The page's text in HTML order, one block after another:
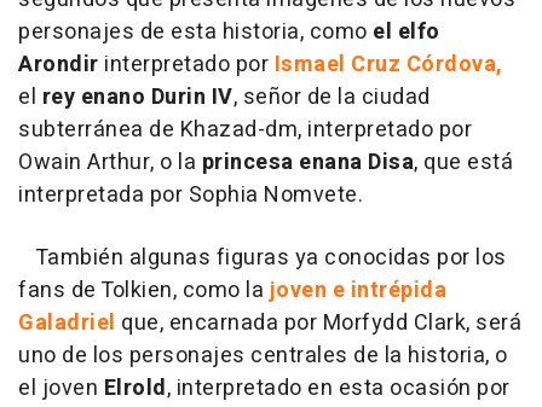
personajes de esta historia, como el elfo
Arondir interpretado por Ismael Cruz Córdova,
el rey enano Durin IV, señor de la ciudad
subterránea de Khazad-dm, interpretado por
Owain Arthur, o la princesa enana Disa, que está
interpretada por Sophia Nomvete.
También algunas figuras ya conocidas por los
fans de Tolkien, como lajoven e intrépida
Galadriel que, encarnada por Morfydd Clark, será
uno de los personajes centrales de la historia, o
el joven Elrold, interpretado en esta ocasión por